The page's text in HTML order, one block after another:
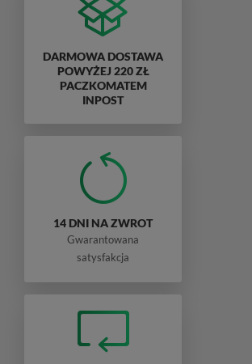
DARMOWA DOSTAWA
POWYŻEJ 220 ZŁ
PACZKOMATEM
INPOST
14 DNI NA ZWROT
Gwarantowana
satysfakcja